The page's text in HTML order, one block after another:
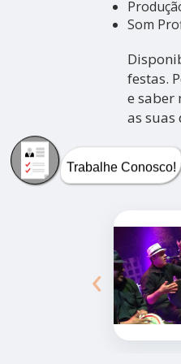
Som
festas.
e saber
as suas
‹
Trabalhe Conosco!